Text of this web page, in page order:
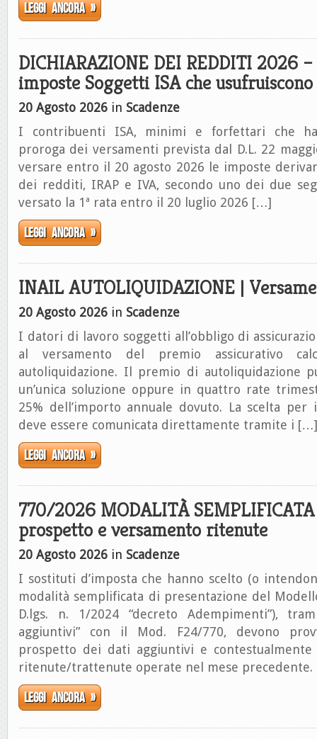
Leggi ancora »
DICHIARAZIONE DEI REDDITI 2026
imposte Soggetti ISA che
20 Agosto 2026 in Scadenze
I contribuenti ISA, minimi e forfettari che
proroga dei versamenti prevista dal D.L. 22
versare entro il 20 agosto 2026 le imposte
dei redditi, IRAP e IVA, secondo uno dei due
versato la 1ª rata entro il 20 luglio 2026 […]
Leggi ancora »
INAIL AUTOLIQUIDAZIONE |
20 Agosto 2026 in Scadenze
I datori di lavoro soggetti all’obbligo di
al versamento del premio assicurativo
autoliquidazione. Il premio di autoliquidazione
un’unica soluzione oppure in quattro rate
25% dell’importo annuale dovuto. La scelta per
deve essere comunicata direttamente tramite i […]
Leggi ancora »
770/2026 MODALITÀ
prospetto e versamento ritenute
20 Agosto 2026 in Scadenze
I sostituti d’imposta che hanno scelto (o
modalità semplificata di presentazione del
D.lgs. n. 1/2024 “decreto Adempimenti”),
aggiuntivi” con il Mod. F24/770, devono
prospetto dei dati aggiuntivi e
ritenute/trattenute operate nel mese precedente.
Leggi ancora »